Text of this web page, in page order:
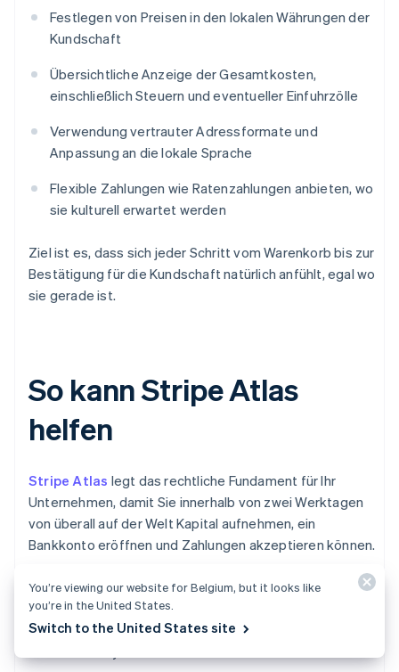
Festlegen von Preisen in den lokalen Währungen der
Kundschaft
Übersichtliche Anzeige der Gesamtkosten,
einschließlich Steuern und eventueller Einfuhrzölle
Verwendung vertrauter Adressformate und
Anpassung an die lokale Sprache
Flexible Zahlungen wie Ratenzahlungen anbieten, wo
sie kulturell erwartet werden
Ziel ist es, dass sich jeder Schritt vom Warenkorb bis zur
Bestätigung für die Kundschaft natürlich anfühlt, egal wo
sie gerade ist.
So kann Stripe Atlas
helfen
Stripe Atlas legt das rechtliche Fundament für Ihr
Unternehmen, damit Sie innerhalb von zwei Werktagen
von überall auf der Welt Kapital aufnehmen, ein
Bankkonto eröffnen und Zahlungen akzeptieren können.
Schließen Sie sich mehr als 75.000 Unternehmen an, die
mit Atlas gegründet wurden, darunter Start-ups, die von
Top-Investoren wie Y Combinator, a16z und
You’re viewing our website for Belgium, but it looks like
you’re in the United States.
Switch to the United States site